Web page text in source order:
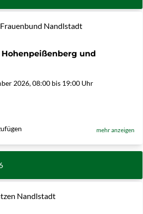
Nandlstadt
und
2026, 08:00 bis 19:00 Uhr
mehr anzeigen
Nandlstadt